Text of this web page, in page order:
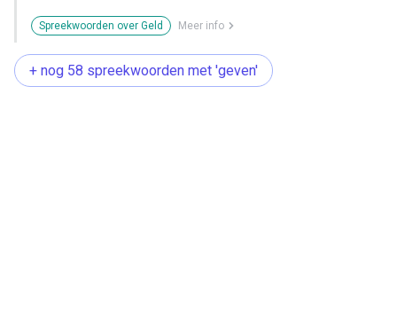
Spreekwoorden over Geld Meer info
+ nog 58 spreekwoorden met 'geven'